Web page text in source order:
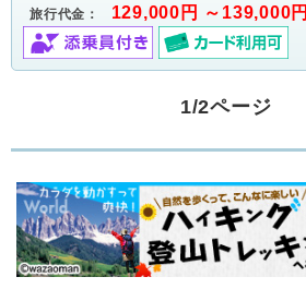
旅行代金： 129,000円 ～139,000円
1/2ページ